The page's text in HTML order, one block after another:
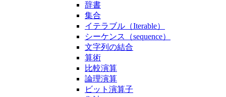
辞書
集合
イテラブル（Iterable）
シーケンス（sequence）
文字列の結合
算術
比較演算
論理演算
ビット演算子